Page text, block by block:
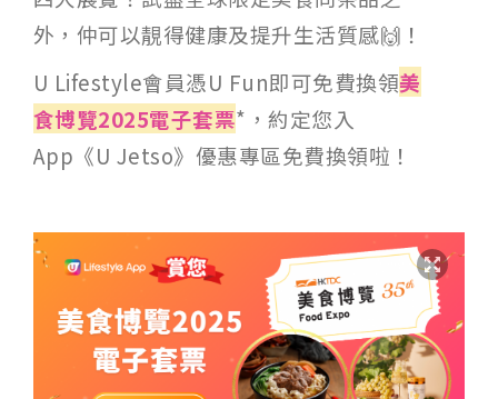
外，仲可以靚得健康及提升生活質感🙌！
U Lifestyle會員憑U Fun即可免費換領美
食博覽2025電子套票*，約定您入
App《U Jetso》優惠專區免費換領啦！